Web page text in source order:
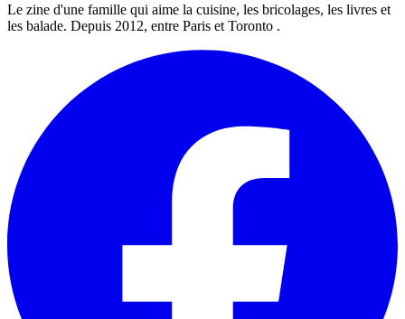
Le zine d'une famille qui aime la cuisine, les bricolages, les livres et
les balade. Depuis 2012, entre Paris et Toronto .